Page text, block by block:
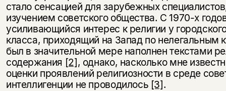
стало сенсацией для зарубежных
изучением советского общества. С 1970-х
усиливающийся интерес к религии у
класса, приходящий на Запад по нелегальным
был в значительной мере наполнен текстами
содержания [2], однако, насколько мне
оценки проявлений религиозности в среде
интеллигенции не проводилось [3].